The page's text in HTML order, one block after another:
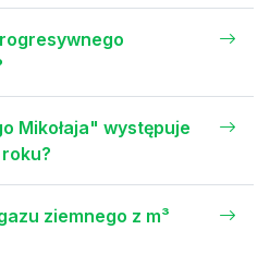
Mikołaja" występuje
ziemnego z m³